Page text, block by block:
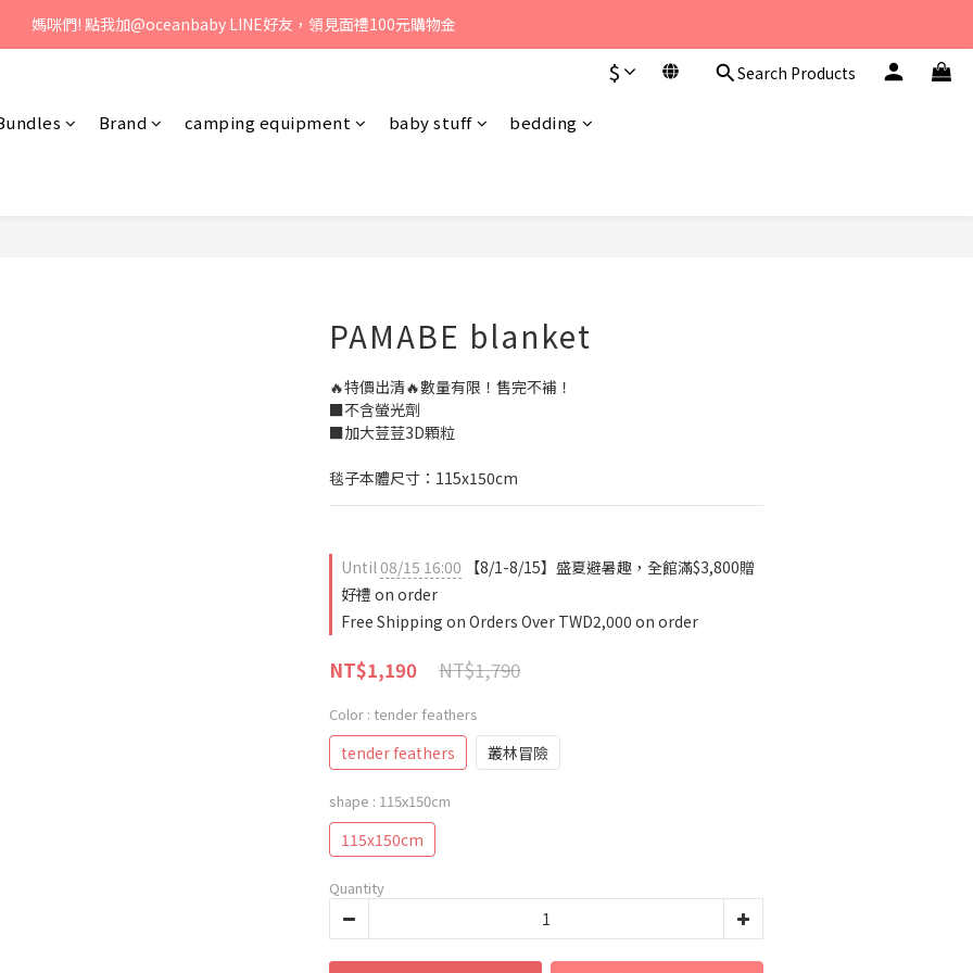
、歡迎聯絡客服專線：04-2382-6878，服務時間：周一至周五 早上9點 至 下午6點。
媽咪們! 點我加@oceanbaby LINE好友，領見面禮100元購物金
$ Search Products
Brand camping equipment baby stuff
bedding
PAMABE blanket
🔥特價出清🔥數量有限！售完不補！
■不含螢光劑
■加大荳荳3D顆粒
毯子本體尺寸：115x150cm
Until08/15 16:00 【8/1-8/15】盛夏避暑趣，全館滿$3,800贈
好禮 on order
Free Shipping on Orders Over TWD2,000 on order
NT$1,790
NT$1,190
Color : tender feathers
tender feathers 叢林冒險
shape : 115x150cm
115x150cm
Quantity